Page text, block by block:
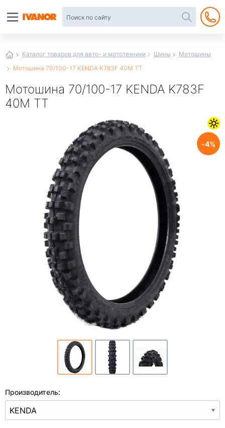
Каталог товаров для авто- и мототехники Шины
Мотошины
Мотошина 70/100-17 KENDA K783F 40M TT
Мотошина 70/100-17 KENDA K783F
40M TT
4
Производитель:
интернет-